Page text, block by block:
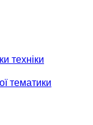
техніки
тематики